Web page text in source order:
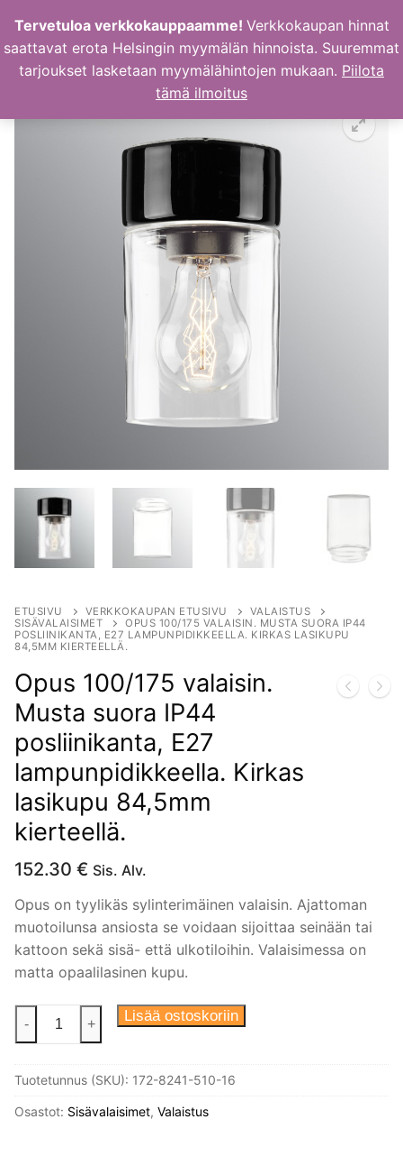
sisältöön
ETUSIVU VERKKOKAUPAN ETUSIVU
VALAISTUS
SISÄVALAISIMET
OPUS 100/175 VALAISIN. MUSTA SUORA IP44
POSLIINIKANTA, E27 LAMPUNPIDIKKEELLA. KIRKAS LASIKUPU
84,5MM KIERTEELLÄ.
Opus 100/175 valaisin.
Musta suora IP44
posliinikanta, E27
lampunpidikkeella. Kirkas
lasikupu 84,5mm
kierteellä.
152.30 € Sis. Alv.
Opus on tyylikäs sylinterimäinen valaisin. Ajattoman
muotoilunsa ansiosta se voidaan sijoittaa seinään tai
kattoon sekä sisä- että ulkotiloihin. Valaisimessa on
matta opaalilasinen kupu.
Musta
suora
- + Lisää ostoskoriin
Tuotetunnus (SKU): 172-8241-510-16
Osastot: Sisävalaisimet, Valaistus
Tervetuloa verkkokauppaamme! Verkkokaupan hinnat
saattavat erota Helsingin myymälän hinnoista. Suuremmat
tarjoukset lasketaan myymälähintojen mukaan. Piilota
tämä ilmoitus